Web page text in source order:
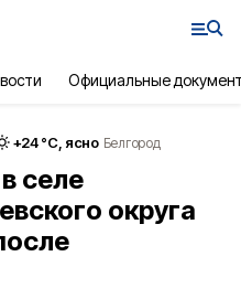
Официальные
+24°С, ясно Белгород
селе
округа